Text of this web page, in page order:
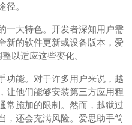
径。
一大特色。开发者深知用户需
新的软件更新或设备版本，爱
以适应这些变化。
功能。对于许多用户来说，越
让他们能够安装第三方应用程
常施加的限制。然而，越狱过
，还会充满风险。爱思助手简